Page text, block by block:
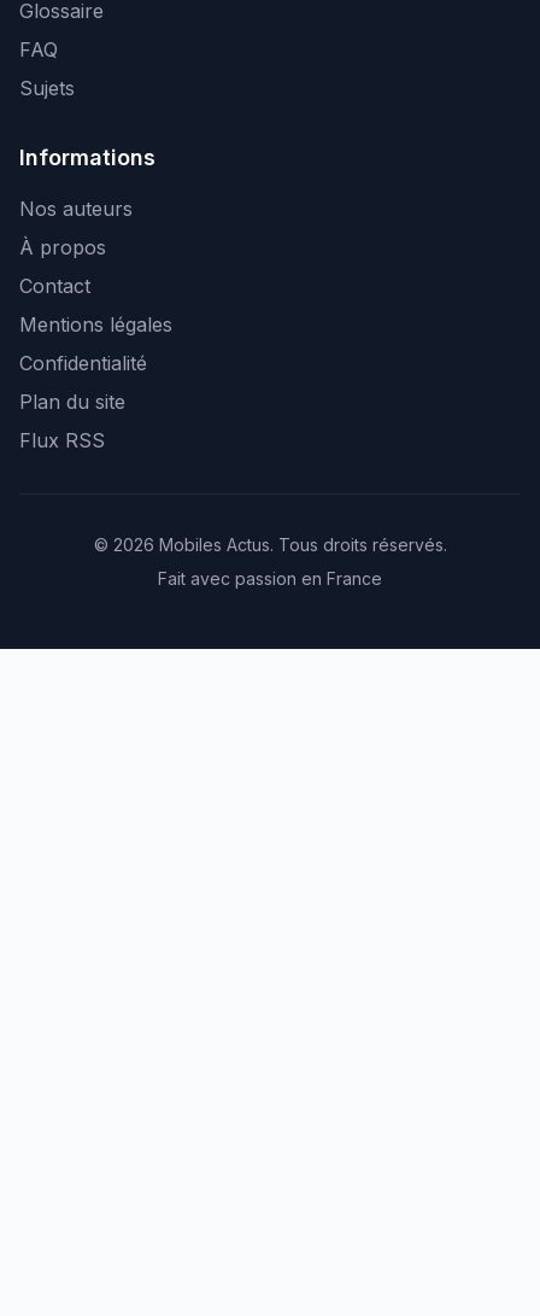
Glossaire
FAQ
Sujets
Informations
Nos auteurs
À propos
Contact
Mentions légales
Confidentialité
Plan du site
Flux RSS
© 2026 Mobiles Actus. Tous droits réservés.
Fait avec passion en France